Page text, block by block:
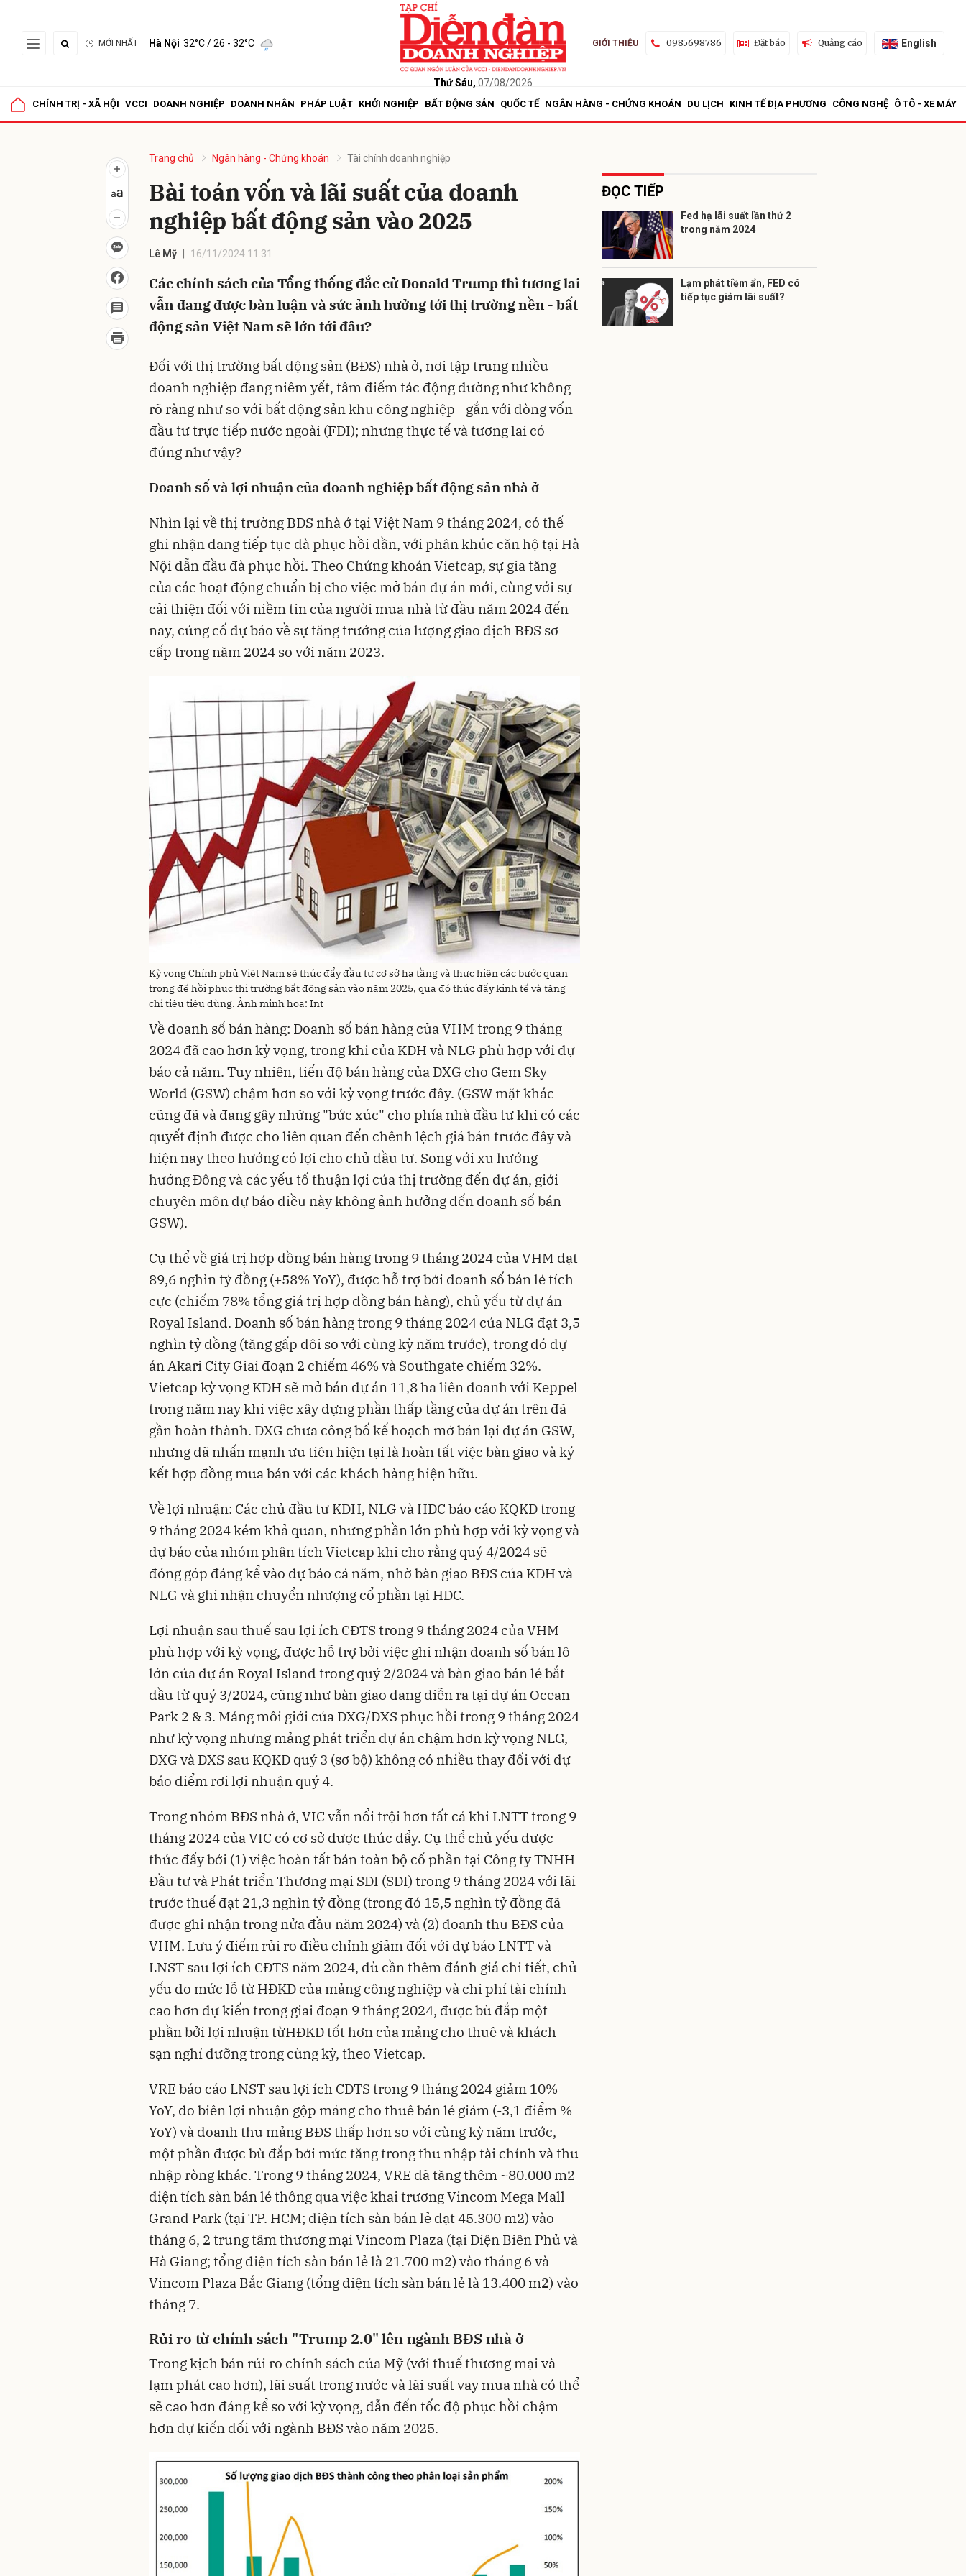
MỚI NHẤT Hà Nội 32°C/ 26 - 32°C
Thứ Sáu, 07/08/2026
GIỚI THIỆU 0985698786 Đặt báo Quảng cáo English
CHÍNH TRỊ - XÃ HỘI VCCI DOANH NGHIỆP DOANH NHÂN PHÁP LUẬT KHỞI NGHIỆP BẤT ĐỘNG SẢN QUỐC TẾ NGÂN HÀNG - CHỨNG KHOÁN DU LỊCH KINH TẾ ĐỊA PHƯƠNG CÔNG NGHỆ Ô TÔ - XE MÁY
Trang chủ Ngân hàng - Chứng khoán Tài chính doanh nghiệp
Bài toán vốn và lãi suất của doanh
nghiệp bất động sản vào 2025
Lê Mỹ 16/11/2024 11:31
Các chính sách của Tổng thống đắc cử Donald Trump thì tương lai
vẫn đang được bàn luận và sức ảnh hưởng tới thị trường nền - bất
động sản Việt Nam sẽ lớn tới đâu?
Đối với thị trường bất động sản (BĐS) nhà ở, nơi tập trung nhiều
doanh nghiệp đang niêm yết, tâm điểm tác động dường như không
rõ ràng như so với bất động sản khu công nghiệp - gắn với dòng vốn
đầu tư trực tiếp nước ngoài (FDI); nhưng thực tế và tương lai có
đúng như vậy?
Doanh số và lợi nhuận của doanh nghiệp bất động sản nhà ở
Nhìn lại về thị trường BĐS nhà ở tại Việt Nam 9 tháng 2024, có thể
ghi nhận đang tiếp tục đà phục hồi dần, với phân khúc căn hộ tại Hà
Nội dẫn đầu đà phục hồi. Theo Chứng khoán Vietcap, sự gia tăng
của các hoạt động chuẩn bị cho việc mở bán dự án mới, cùng với sự
cải thiện đối với niềm tin của người mua nhà từ đầu năm 2024 đến
nay, củng cố dự báo về sự tăng trưởng của lượng giao dịch BĐS sơ
cấp trong năm 2024 so với năm 2023.
Kỳ vọng Chính phủ Việt Nam sẽ thúc đẩy đầu tư cơ sở hạ tầng và thực hiện các bước quan
trọng để hồi phục thị trường bất động sản vào năm 2025, qua đó thúc đẩy kinh tế và tăng
chi tiêu tiêu dùng. Ảnh minh họa: Int
Về doanh số bán hàng: Doanh số bán hàng của VHM trong 9 tháng
2024 đã cao hơn kỳ vọng, trong khi của KDH và NLG phù hợp với dự
báo cả năm. Tuy nhiên, tiến độ bán hàng của DXG cho Gem Sky
World (GSW) chậm hơn so với kỳ vọng trước đây. (GSW mặt khác
cũng đã và đang gây những "bức xúc" cho phía nhà đầu tư khi có các
quyết định được cho liên quan đến chênh lệch giá bán trước đây và
hiện nay theo hướng có lợi cho chủ đầu tư. Song với xu hướng
hướng Đông và các yếu tố thuận lợi của thị trường đến dự án, giới
chuyên môn dự báo điều này không ảnh hưởng đến doanh số bán
GSW).
Cụ thể về giá trị hợp đồng bán hàng trong 9 tháng 2024 của VHM đạt
89,6 nghìn tỷ đồng (+58% YoY), được hỗ trợ bởi doanh số bán lẻ tích
cực (chiếm 78% tổng giá trị hợp đồng bán hàng), chủ yếu từ dự án
Royal Island. Doanh số bán hàng trong 9 tháng 2024 của NLG đạt 3,5
nghìn tỷ đồng (tăng gấp đôi so với cùng kỳ năm trước), trong đó dự
án Akari City Giai đoạn 2 chiếm 46% và Southgate chiếm 32%.
Vietcap kỳ vọng KDH sẽ mở bán dự án 11,8 ha liên doanh với Keppel
trong năm nay khi việc xây dựng phần thấp tầng của dự án trên đã
gần hoàn thành. DXG chưa công bố kế hoạch mở bán lại dự án GSW,
nhưng đã nhấn mạnh ưu tiên hiện tại là hoàn tất việc bàn giao và ký
kết hợp đồng mua bán với các khách hàng hiện hữu.
Về lợi nhuận: Các chủ đầu tư KDH, NLG và HDC báo cáo KQKD trong
9 tháng 2024 kém khả quan, nhưng phần lớn phù hợp với kỳ vọng và
dự báo của nhóm phân tích Vietcap khi cho rằng quý 4/2024 sẽ
đóng góp đáng kể vào dự báo cả năm, nhờ bàn giao BĐS của KDH và
NLG và ghi nhận chuyển nhượng cổ phần tại HDC.
Lợi nhuận sau thuế sau lợi ích CĐTS trong 9 tháng 2024 của VHM
phù hợp với kỳ vọng, được hỗ trợ bởi việc ghi nhận doanh số bán lô
lớn của dự án Royal Island trong quý 2/2024 và bàn giao bán lẻ bắt
đầu từ quý 3/2024, cũng như bàn giao đang diễn ra tại dự án Ocean
Park 2 & 3. Mảng môi giới của DXG/DXS phục hồi trong 9 tháng 2024
như kỳ vọng nhưng mảng phát triển dự án chậm hơn kỳ vọng NLG,
DXG và DXS sau KQKD quý 3 (sơ bộ) không có nhiều thay đổi với dự
báo điểm rơi lợi nhuận quý 4.
Trong nhóm BĐS nhà ở, VIC vẫn nổi trội hơn tất cả khi LNTT trong 9
tháng 2024 của VIC có cơ sở được thúc đẩy. Cụ thể chủ yếu được
thúc đẩy bởi (1) việc hoàn tất bán toàn bộ cổ phần tại Công ty TNHH
Đầu tư và Phát triển Thương mại SDI (SDI) trong 9 tháng 2024 với lãi
trước thuế đạt 21,3 nghìn tỷ đồng (trong đó 15,5 nghìn tỷ đồng đã
được ghi nhận trong nửa đầu năm 2024) và (2) doanh thu BĐS của
VHM. Lưu ý điểm rủi ro điều chỉnh giảm đối với dự báo LNTT và
LNST sau lợi ích CĐTS năm 2024, dù cần thêm đánh giá chi tiết, chủ
yếu do mức lỗ từ HĐKD của mảng công nghiệp và chi phí tài chính
cao hơn dự kiến trong giai đoạn 9 tháng 2024, được bù đắp một
phần bởi lợi nhuận từHĐKD tốt hơn của mảng cho thuê và khách
sạn nghỉ dưỡng trong cùng kỳ, theo Vietcap.
VRE báo cáo LNST sau lợi ích CĐTS trong 9 tháng 2024 giảm 10%
YoY, do biên lợi nhuận gộp mảng cho thuê bán lẻ giảm (-3,1 điểm %
YoY) và doanh thu mảng BĐS thấp hơn so với cùng kỳ năm trước,
một phần được bù đắp bởi mức tăng trong thu nhập tài chính và thu
nhập ròng khác. Trong 9 tháng 2024, VRE đã tăng thêm ~80.000 m2
diện tích sàn bán lẻ thông qua việc khai trương Vincom Mega Mall
Grand Park (tại TP. HCM; diện tích sàn bán lẻ đạt 45.300 m2) vào
tháng 6, 2 trung tâm thương mại Vincom Plaza (tại Điện Biên Phủ và
Hà Giang; tổng diện tích sàn bán lẻ là 21.700 m2) vào tháng 6 và
Vincom Plaza Bắc Giang (tổng diện tích sàn bán lẻ là 13.400 m2) vào
tháng 7.
Rủi ro từ chính sách "Trump 2.0" lên ngành BĐS nhà ở
Trong kịch bản rủi ro chính sách của Mỹ (với thuế thương mại và
lạm phát cao hơn), lãi suất trong nước và lãi suất vay mua nhà có thể
sẽ cao hơn đáng kể so với kỳ vọng, dẫn đến tốc độ phục hồi chậm
hơn dự kiến đối với ngành BĐS vào năm 2025.
ĐỌC TIẾP
Fed hạ lãi suất lần thứ 2
trong năm 2024
Lạm phát tiềm ẩn, FED có
tiếp tục giảm lãi suất?
Gửi